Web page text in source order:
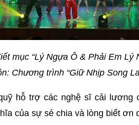
mục “Lý Ngựa Ô & Phải Em Lý
Chương trình “Giữ Nhịp Song
hỗ trợ các nghệ sĩ cải lương
của sự sẻ chia và lòng biết ơn